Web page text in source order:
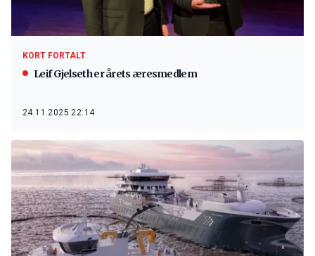
KORT FORTALT
Leif Gjelseth er årets æresmedlem
24.11.2025 22:14